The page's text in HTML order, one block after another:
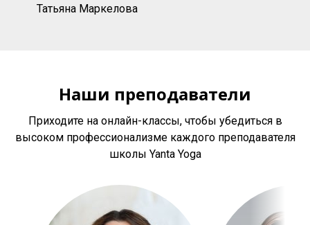
Татьяна Маркелова
Наши преподаватели
Приходите на онлайн-классы, чтобы убедиться в
высоком профессионализме каждого преподавателя
школы Yanta Yoga